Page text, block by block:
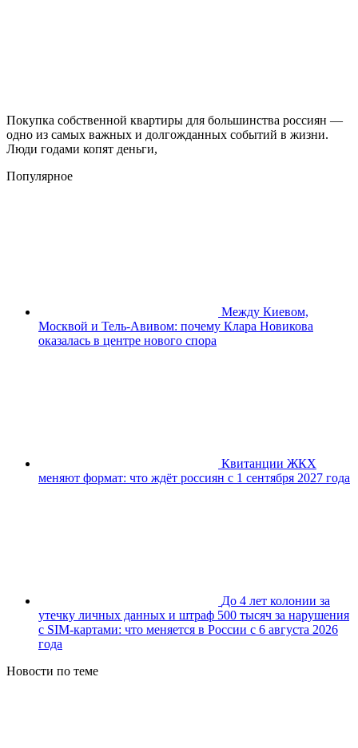
Покупка собственной квартиры для большинства россиян —
одно из самых важных и долгожданных событий в жизни.
Люди годами копят деньги,
Популярное
Между Киевом,
Москвой и Тель-Авивом: почему Клара Новикова
оказалась в центре нового спора
Квитанции ЖКХ
меняют формат: что ждёт россиян с 1 сентября 2027 года
До 4 лет колонии за
утечку личных данных и штраф 500 тысяч за нарушения
с SIM-картами: что меняется в России с 6 августа 2026
года
Новости по теме